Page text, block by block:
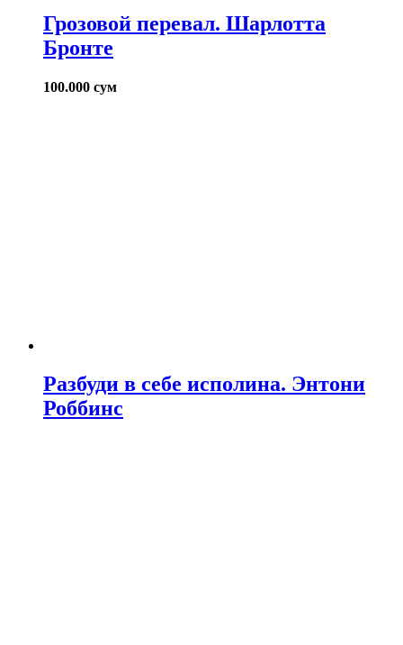
Грозовой перевал. Шарлотта
Бронте
100.000 сум
Разбуди в себе исполина. Энтони
Роббинс